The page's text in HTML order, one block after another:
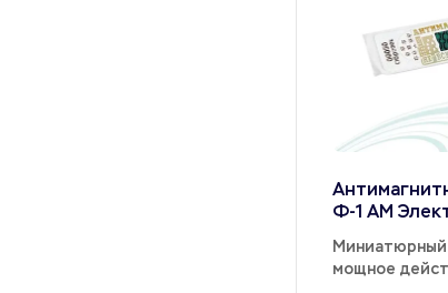
Ф-1 АМ
Миниатюрный
мощное